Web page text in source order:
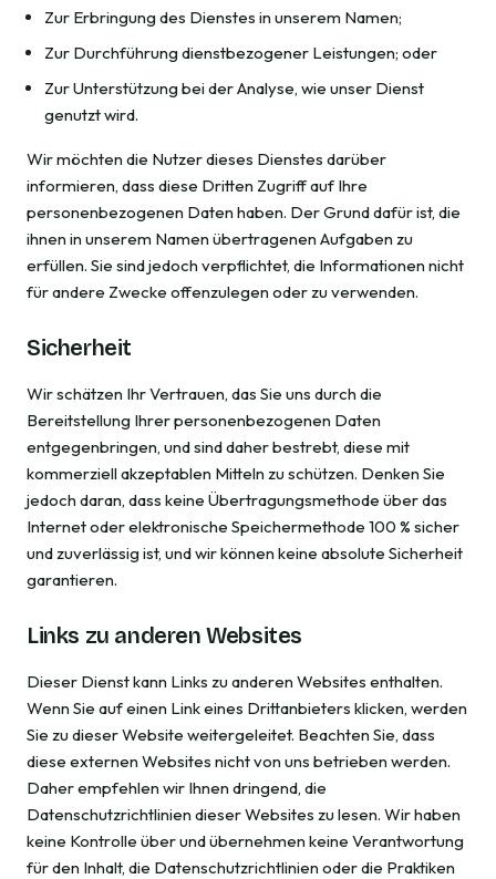
Zur Erbringung des Dienstes in unserem Namen;
Zur Durchführung dienstbezogener Leistungen; oder
Zur Unterstützung bei der Analyse, wie unser Dienst
genutzt wird.
Wir möchten die Nutzer dieses Dienstes darüber
informieren, dass diese Dritten Zugriff auf Ihre
personenbezogenen Daten haben. Der Grund dafür ist, die
ihnen in unserem Namen übertragenen Aufgaben zu
erfüllen. Sie sind jedoch verpflichtet, die Informationen nicht
für andere Zwecke offenzulegen oder zu verwenden.
Sicherheit
Wir schätzen Ihr Vertrauen, das Sie uns durch die
Bereitstellung Ihrer personenbezogenen Daten
entgegenbringen, und sind daher bestrebt, diese mit
kommerziell akzeptablen Mitteln zu schützen. Denken Sie
jedoch daran, dass keine Übertragungsmethode über das
Internet oder elektronische Speichermethode 100 % sicher
und zuverlässig ist, und wir können keine absolute Sicherheit
garantieren.
Links zu anderen Websites
Dieser Dienst kann Links zu anderen Websites enthalten.
Wenn Sie auf einen Link eines Drittanbieters klicken, werden
Sie zu dieser Website weitergeleitet. Beachten Sie, dass
diese externen Websites nicht von uns betrieben werden.
Daher empfehlen wir Ihnen dringend, die
Datenschutzrichtlinien dieser Websites zu lesen. Wir haben
keine Kontrolle über und übernehmen keine Verantwortung
für den Inhalt, die Datenschutzrichtlinien oder die Praktiken